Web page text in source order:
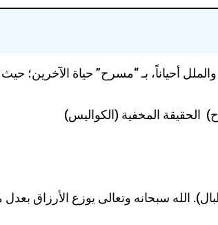
والملل أحياناً، بـ “مسرح” حياة
الحقيقة المخفية (الكواليس)
العائلة، راحة البال). الله سبحانه وتعالى يوزع